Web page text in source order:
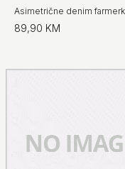
89,90 KM